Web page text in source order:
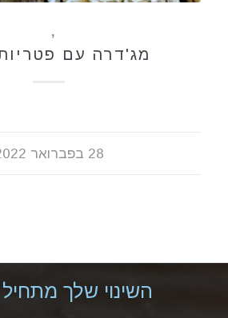
,
מג'דרה עם פטריות
28 בפברואר 2022
השינוי שלך מתחיל